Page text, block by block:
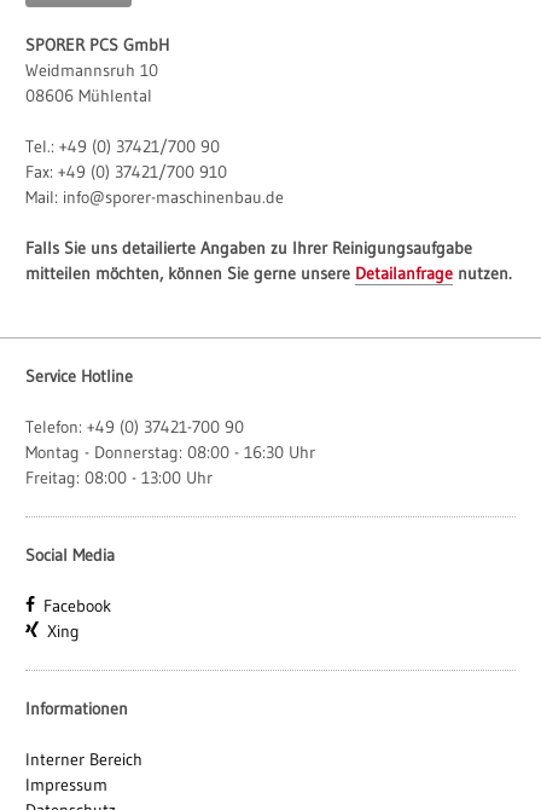
Ergänzendes
SPORER PCS GmbH
Weidmannsruh 10
08606 Mühlental
Tel.: +49 (0) 37421/700 90
Fax: +49 (0) 37421/700 910
Mail: info@sporer-maschinenbau.de
Falls Sie uns detailierte Angaben zu Ihrer Reinigungsaufgabe
mitteilen möchten, können Sie gerne unsere Detailanfrage nutzen.
Service Hotline
Telefon: +49 (0) 37421-700 90
Montag - Donnerstag: 08:00 - 16:30 Uhr
Freitag: 08:00 - 13:00 Uhr
Social Media
Facebook
Xing
Informationen
Interner Bereich
Impressum